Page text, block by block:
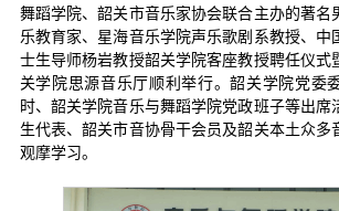
舞蹈学院、韶关市音乐家协会联合主办的著名
乐教育家、星海音乐学院声乐歌剧系教授、中
士生导师杨岩教授韶关学院客座教授聘任仪式
关学院思源音乐厅顺利举行。韶关学院党委
时、韶关学院音乐与舞蹈学院党政班子等出席
生代表、韶关市音协骨干会员及韶关本土众多
观摩学习。